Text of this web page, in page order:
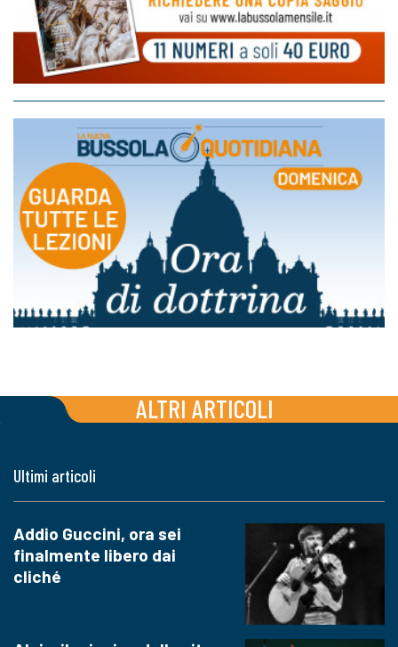
ALTRI ARTICOLI
Ultimi articoli
Addio Guccini, ora sei
finalmente libero dai
cliché